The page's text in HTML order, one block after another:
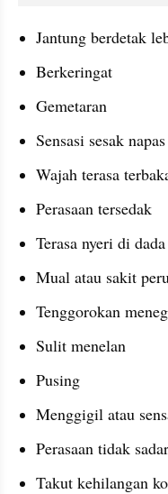
Jantung berdetak
Berkeringat
Gemetaran
Sensasi sesak
Wajah terasa
Perasaan tersedak
Terasa nyeri di
Mual atau sakit
Tenggorokan
Sulit menelan
Pusing
Menggigil atau
Perasaan tidak sadar
Takut kehilangan